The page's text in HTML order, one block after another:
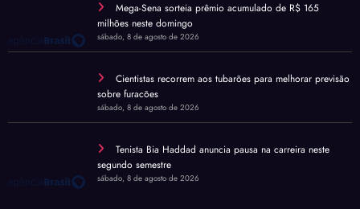
Mega-Sena sorteia prêmio acumulado de R$ 165
milhões neste domingo
sábado, 8 de agosto de 2026
Cientistas recorrem aos tubarões para melhorar previsão
sobre furacões
sábado, 8 de agosto de 2026
Tenista Bia Haddad anuncia pausa na carreira neste
segundo semestre
sábado, 8 de agosto de 2026